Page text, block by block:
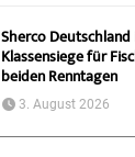
Sherco
Klassensiege für
beiden Renntagen
3. August 2026